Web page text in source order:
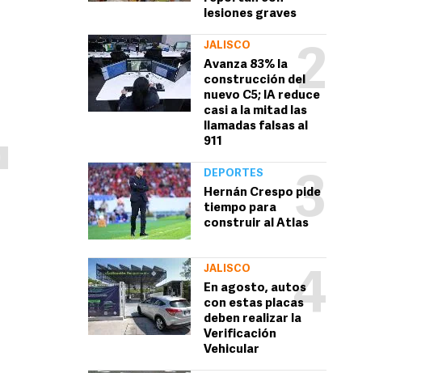
lesiones graves
2
JALISCO
Avanza 83% la
construcción del
nuevo C5; IA reduce
casi a la mitad las
llamadas falsas al
911
3
DEPORTES
Hernán Crespo pide
tiempo para
construir al Atlas
4
JALISCO
En agosto, autos
con estas placas
deben realizar la
Verificación
Vehicular